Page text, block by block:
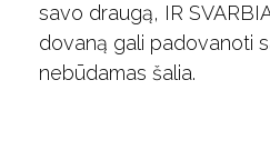
savo draugą, IR
dovaną gali padovanoti
nebūdamas šalia.